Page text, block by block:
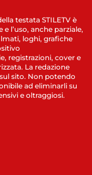
testata STILETV è
l’uso, anche parziale,
loghi, grafiche
registrazioni, cover e
La redazione
sito. Non potendo
ad eliminarli su
e oltraggiosi.